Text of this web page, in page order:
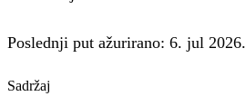
Poslednji put ažurirano: 6. jul 2026.
Sadržaj